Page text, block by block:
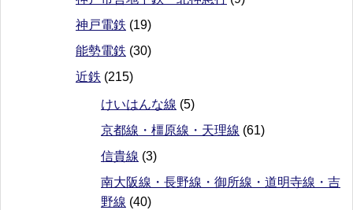
神戸電鉄 (19)
能勢電鉄 (30)
近鉄 (215)
けいはんな線 (5)
京都線・橿原線・天理線 (61)
信貴線 (3)
南大阪線・長野線・御所線・道明寺線・吉
野線 (40)